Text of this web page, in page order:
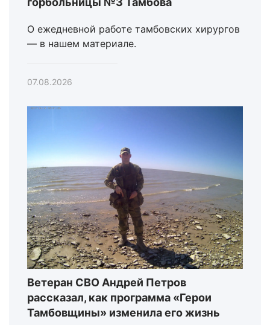
О ежедневной работе тамбовских хирургов
— в нашем материале.
07.08.2026
Ветеран СВО Андрей Петров
рассказал, как программа «Герои
Тамбовщины» изменила его жизнь